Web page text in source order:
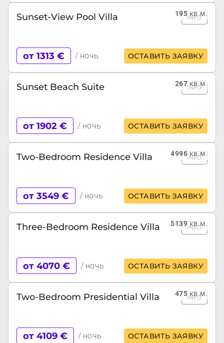
195кв.м.
Sunset-View Pool Villa INFO
от 1313 € / ночь ОСТАВИТЬ ЗАЯВКУ
267кв.м.
Sunset Beach Suite INFO
от 1902 € / ночь ОСТАВИТЬ ЗАЯВКУ
4996кв.м.
Two-Bedroom Residence Villa INFO
от 3549 € / ночь ОСТАВИТЬ ЗАЯВКУ
5139кв.м.
Three-Bedroom Residence Villa INFO
от 4070 € / ночь ОСТАВИТЬ ЗАЯВКУ
475кв.м.
Two-Bedroom Presidential Villa INFO
от 4109 € / ночь ОСТАВИТЬ ЗАЯВКУ